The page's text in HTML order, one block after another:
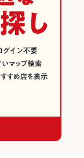
はございません。ベビ